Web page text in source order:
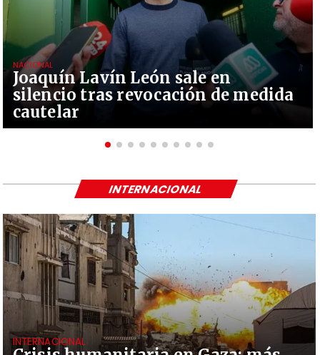
Joaquín Lavín León sale en
silencio tras revocación de medida
cautelar
NACIONAL
INTERNACIONAL
INTERNACIONAL